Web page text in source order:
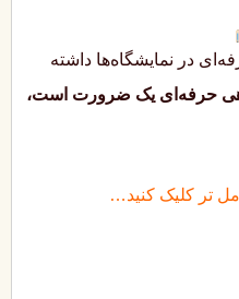
در نمایشگاه‌ها داشته
حرفه‌ای یک ضرورت است،
تر کلیک کنید…